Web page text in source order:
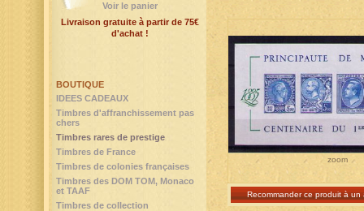
zoom
Recommander ce produit à un
BOUTIQUE
IDEES CADEAUX
Timbres d'affranchissement pas
chers
Timbres rares de prestige
Timbres de France
Timbres de colonies françaises
Timbres des DOM TOM, Monaco
et TAAF
Timbres de collection
Voir le panier
Livraison gratuite à partir de 75€
d'achat !